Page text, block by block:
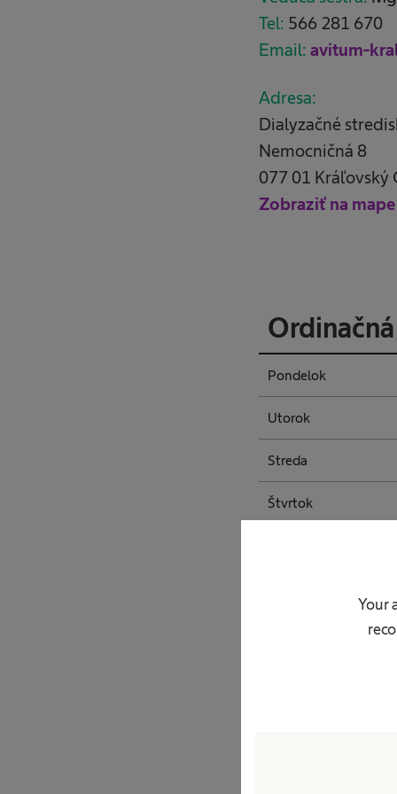
Your
Tel: 566 281 670
Email: avitum-
Adresa:
Dialyzačné
Nemocničná 8
077 01 Kráľovský
Zobraziť na mape
Pondelok
Utorok
Streda
Štvrtok